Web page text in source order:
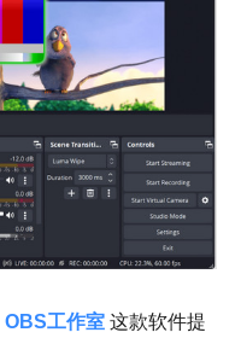
OBS工作室 这款软件提